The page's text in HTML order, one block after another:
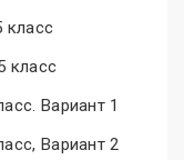
класс
класс
Вариант 1
Вариант 2